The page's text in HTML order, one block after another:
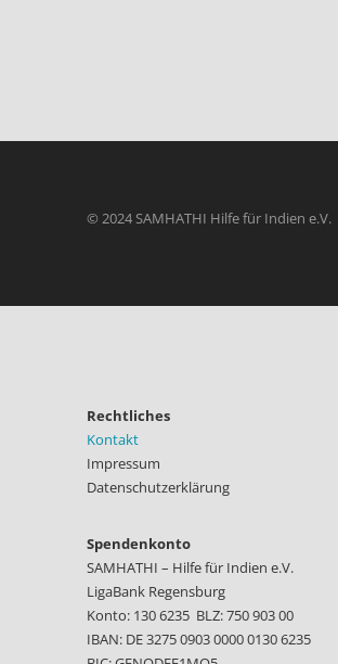
© 2024 SAMHATHI Hilfe für Indien e.V.
Rechtliches
Kontakt
Impressum
Datenschutzerklärung
Spendenkonto
SAMHATHI – Hilfe für Indien e.V.
LigaBank Regensburg
Konto: 130 6235 BLZ: 750 903 00
IBAN: DE 3275 0903 0000 0130 6235